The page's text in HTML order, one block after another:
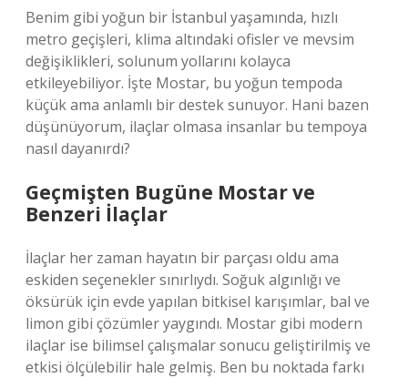
Benim gibi yoğun bir İstanbul yaşamında, hızlı
metro geçişleri, klima altındaki ofisler ve mevsim
değişiklikleri, solunum yollarını kolayca
etkileyebiliyor. İşte Mostar, bu yoğun tempoda
küçük ama anlamlı bir destek sunuyor. Hani bazen
düşünüyorum, ilaçlar olmasa insanlar bu tempoya
nasıl dayanırdı?
Geçmişten Bugüne Mostar ve
Benzeri İlaçlar
İlaçlar her zaman hayatın bir parçası oldu ama
eskiden seçenekler sınırlıydı. Soğuk algınlığı ve
öksürük için evde yapılan bitkisel karışımlar, bal ve
limon gibi çözümler yaygındı. Mostar gibi modern
ilaçlar ise bilimsel çalışmalar sonucu geliştirilmiş ve
etkisi ölçülebilir hale gelmiş. Ben bu noktada farkı